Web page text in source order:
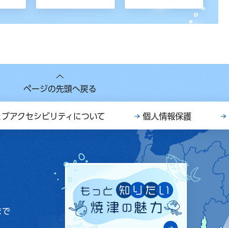
ページの先頭へ戻る
ブアクセシビリティについて 個人情報保護
で